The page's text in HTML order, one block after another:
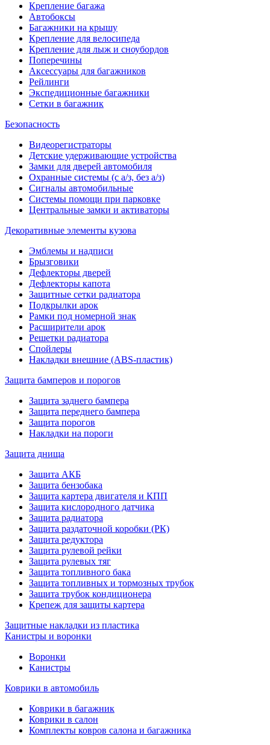
Крепление багажа
Автобоксы
Багажники на крышу
Крепление для велосипеда
Крепление для лыж и сноубордов
Поперечины
Аксессуары для багажников
Рейлинги
Экспедиционные багажники
Сетки в багажник
Безопасность
Видеорегистраторы
Детские удерживающие устройства
Замки для дверей автомобиля
Охранные системы (с а/з, без а/з)
Сигналы автомобильные
Системы помощи при парковке
Центральные замки и активаторы
Декоративные элементы кузова
Эмблемы и надписи
Брызговики
Дефлекторы дверей
Дефлекторы капота
Защитные сетки радиатора
Подкрылки арок
Рамки под номерной знак
Расширители арок
Решетки радиатора
Спойлеры
Накладки внешние (ABS-пластик)
Защита бамперов и порогов
Защита заднего бампера
Защита переднего бампера
Защита порогов
Накладки на пороги
Защита днища
Защита АКБ
Защита бензобака
Защита картера двигателя и КПП
Защита кислородного датчика
Защита радиатора
Защита раздаточной коробки (РК)
Защита редуктора
Защита рулевой рейки
Защита рулевых тяг
Защита топливного бака
Защита топливных и тормозных трубок
Защита трубок кондиционера
Крепеж для защиты картера
Защитные накладки из пластика
Канистры и воронки
Воронки
Канистры
Коврики в автомобиль
Коврики в багажник
Коврики в салон
Комплекты ковров салона и багажника